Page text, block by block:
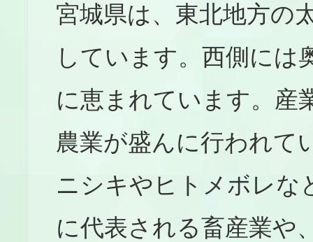
宮城県は、東北地方の
しています。西側には
に恵まれています。産
農業が盛んに行われて
ニシキやヒトメボレな
に代表される畜産業や